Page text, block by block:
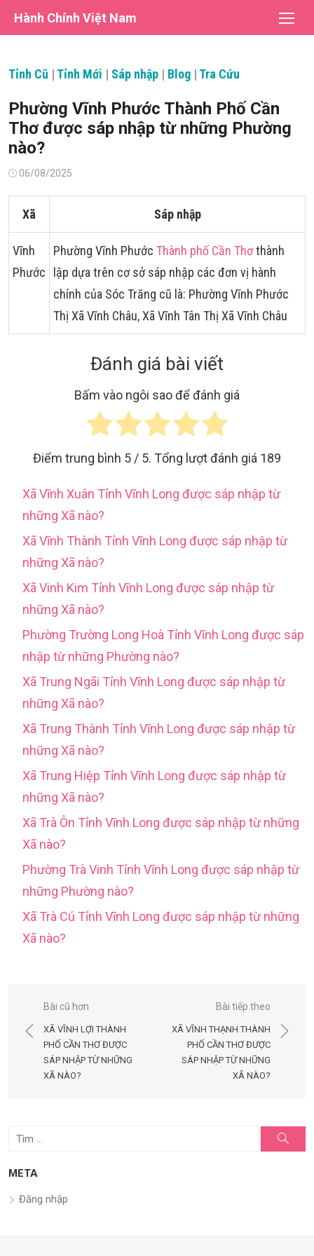
Hành Chính Việt Nam
Tỉnh Cũ | Tỉnh Mới | Sáp nhập | Blog | Tra Cứu
Phường Vĩnh Phước Thành Phố Cần
Thơ được sáp nhập từ những Phường
nào?
Đăng06/08/2025
Xã Sáp nhập
Vĩnh
Phước
Phường Vĩnh Phước Thành phố Cần Thơthành
lập dựa trên cơ sở sáp nhập các đơn vị hành
chính của Sóc Trăng cũ là: Phường Vĩnh Phước
Thị Xã Vĩnh Châu, Xã Vĩnh Tân Thị Xã Vĩnh Châu
Đánh giá bài viết
Bấm vào ngôi sao để đánh giá
Điểm trung bình 5 / 5. Tổng lượt đánh giá 189
Xã Vĩnh Xuân Tỉnh Vĩnh Long được sáp nhập từ
những Xã nào?
Xã Vĩnh Thành Tỉnh Vĩnh Long được sáp nhập từ
những Xã nào?
Xã Vinh Kim Tỉnh Vĩnh Long được sáp nhập từ
những Xã nào?
Phường Trường Long Hoà Tỉnh Vĩnh Long được sáp
nhập từ những Phường nào?
Xã Trung Ngãi Tỉnh Vĩnh Long được sáp nhập từ
những Xã nào?
Xã Trung Thành Tỉnh Vĩnh Long được sáp nhập từ
những Xã nào?
Xã Trung Hiệp Tỉnh Vĩnh Long được sáp nhập từ
những Xã nào?
Xã Trà Ôn Tỉnh Vĩnh Long được sáp nhập từ những
Xã nào?
Phường Trà Vinh Tỉnh Vĩnh Long được sáp nhập từ
những Phường nào?
Xã Trà Cú Tỉnh Vĩnh Long được sáp nhập từ những
Xã nào?
Điều
hướng
viết
Bài cũ hơn
XÃ VĨNH LỢI THÀNH
PHỐ CẦN THƠ ĐƯỢC
SÁP NHẬP TỪ NHỮNG
XÃ NÀO?
Bài tiếp theo
XÃ VĨNH THẠNH THÀNH
PHỐ CẦN THƠ ĐƯỢC
SÁP NHẬP TỪ NHỮNG
XÃ NÀO?
Tìm
quả
kiếm
META
Đăng nhập